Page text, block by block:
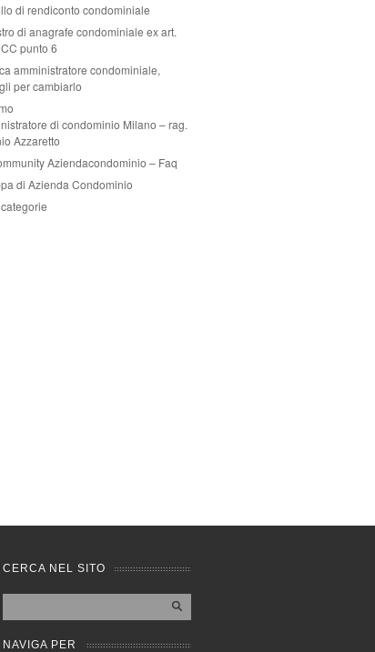
di rendiconto condominiale
di anagrafe condominiale ex art.
punto 6
amministratore condominiale,
per cambiarlo
di condominio Milano – rag.
Azzaretto
Aziendacondominio – Faq
di Azienda Condominio
CERCA NEL SITO
NAVIGA PER